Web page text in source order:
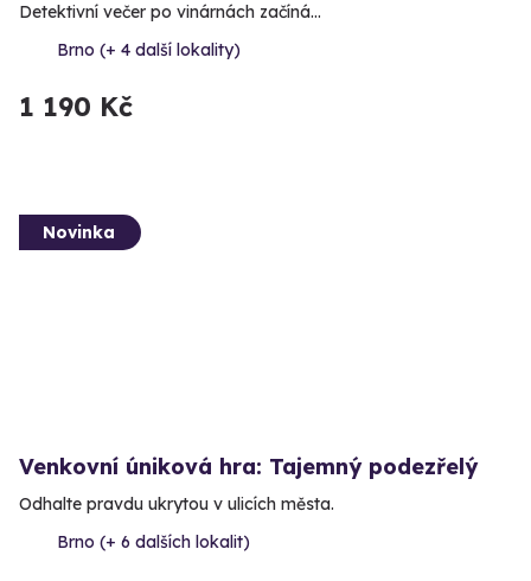
Detektivní večer po vinárnách začíná…
Brno (+ 4 další lokality)
1 190 Kč
Novinka
Venkovní úniková hra: Tajemný podezřelý
Odhalte pravdu ukrytou v ulicích města.
Brno (+ 6 dalších lokalit)